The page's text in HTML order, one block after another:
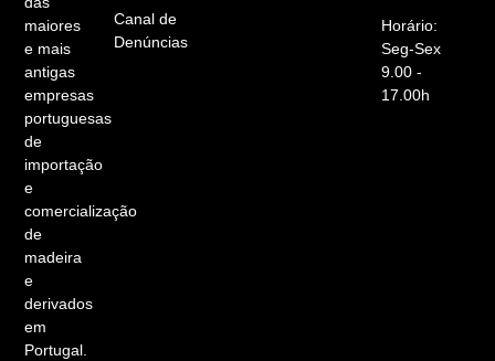
maiores
e mais
antigas
empresas
portuguesas
de
importação
e
comercialização
de
madeira
e
derivados
em
Portugal.
Canal de
Denúncias
Horário:
Seg-Sex
9.00 -
17.00h